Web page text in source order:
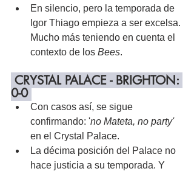
En silencio, pero la temporada de
Igor Thiago empieza a ser excelsa.
Mucho más teniendo en cuenta el
contexto de los Bees.
CRYSTAL PALACE - BRIGHTON:
0-0
Con casos así, se sigue
confirmando: 'no Mateta, no party'
en el Crystal Palace.
La décima posición del Palace no
hace justicia a su temporada. Y